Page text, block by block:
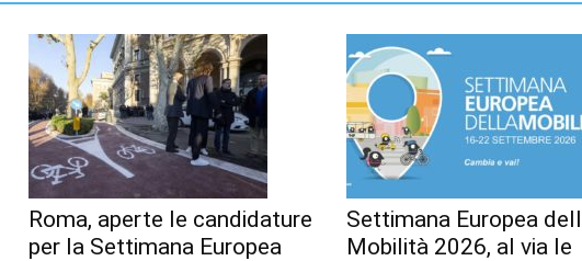
Roma, aperte le candidature
per la Settimana Europea
Settimana Europea
Mobilità 2026, al via le